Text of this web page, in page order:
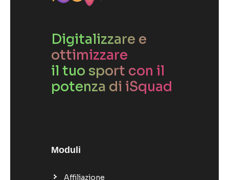
Digitalizzare e
ottimizzare
il tuo sport con il
potenza di iSquad
Moduli
Affiliazione